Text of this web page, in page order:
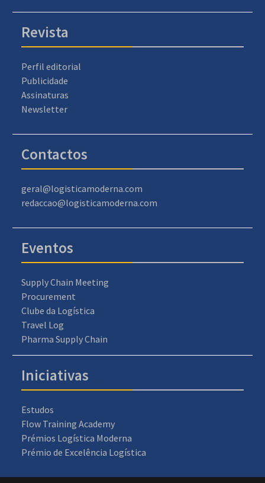
Revista
Perfil editorial
Publicidade
Assinaturas
Newsletter
Contactos
geral@logisticamoderna.com
redaccao@logisticamoderna.com
Eventos
Supply Chain Meeting
Procurement
Clube da Logística
Travel Log
Pharma Supply Chain
Iniciativas
Estudos
Flow Training Academy
Prémios Logística Moderna
Prémio de Excelência Logística